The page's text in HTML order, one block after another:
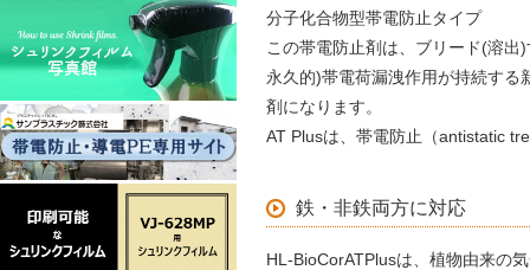
分子化合物型帯電防止タイプ
この帯電防止剤は、ブリード(溶
永久的)帯電荷漏洩作用が持続する
剤になります。
AT Plusは、帯電防止（antistatic
鉄・非鉄両方に対応
HL-BioCorATPlusは、植物由来の